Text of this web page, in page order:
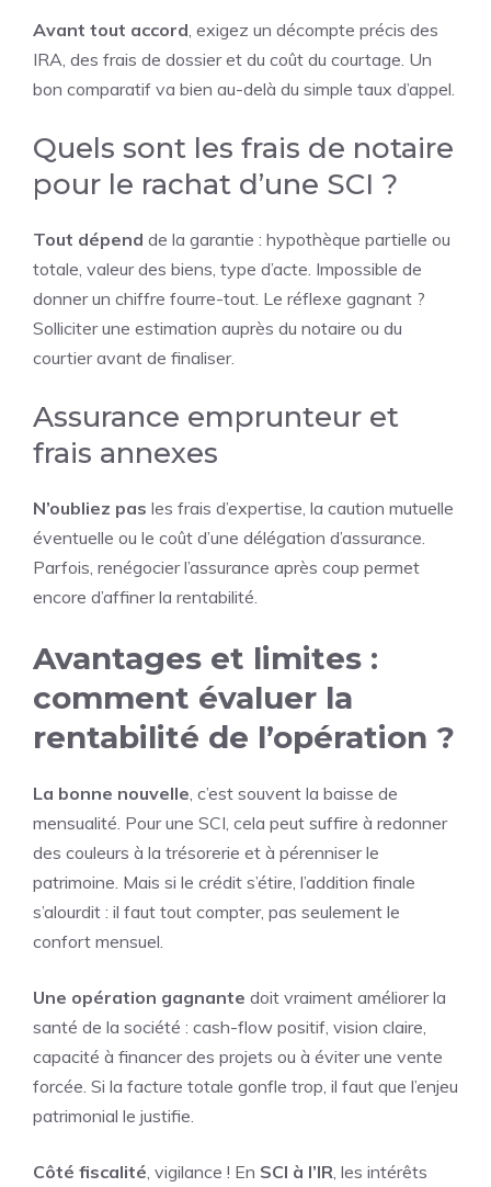
Avant tout accord, exigez un décompte précis des
IRA, des frais de dossier et du coût du courtage. Un
bon comparatif va bien au-delà du simple taux d’appel.
Quels sont les frais de notaire
pour le rachat d’une SCI ?
Tout dépend de la garantie : hypothèque partielle ou
totale, valeur des biens, type d’acte. Impossible de
donner un chiffre fourre-tout. Le réflexe gagnant ?
Solliciter une estimation auprès du notaire ou du
courtier avant de finaliser.
Assurance emprunteur et
frais annexes
N’oubliez pas les frais d’expertise, la caution mutuelle
éventuelle ou le coût d’une délégation d’assurance.
Parfois, renégocier l’assurance après coup permet
encore d’affiner la rentabilité.
Avantages et limites :
comment évaluer la
rentabilité de l’opération ?
La bonne nouvelle, c’est souvent la baisse de
mensualité. Pour une SCI, cela peut suffire à redonner
des couleurs à la trésorerie et à pérenniser le
patrimoine. Mais si le crédit s’étire, l’addition finale
s’alourdit : il faut tout compter, pas seulement le
confort mensuel.
Une opération gagnante doit vraiment améliorer la
santé de la société : cash-flow positif, vision claire,
capacité à financer des projets ou à éviter une vente
forcée. Si la facture totale gonfle trop, il faut que l’enjeu
patrimonial le justifie.
Côté fiscalité, vigilance ! En SCI à l’IR, les intérêts